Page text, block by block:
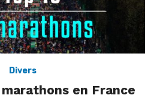
Divers
marathons en France